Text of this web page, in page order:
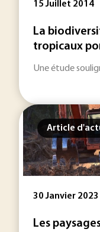
15 Juillet 2014
La
tropicaux
Une étude
Article
30 Janvier 2023
Les